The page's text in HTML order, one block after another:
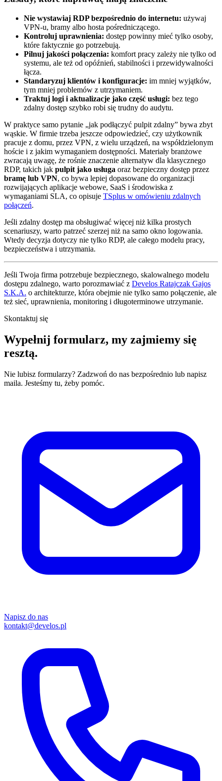
Nie wystawiaj RDP bezpośrednio do internetu: używaj
VPN-u, bramy albo hosta pośredniczącego.
Kontroluj uprawnienia: dostęp powinny mieć tylko osoby,
które faktycznie go potrzebują.
Pilnuj jakości połączenia: komfort pracy zależy nie tylko od
systemu, ale też od opóźnień, stabilności i przewidywalności
łącza.
Standaryzuj klientów i konfiguracje: im mniej wyjątków,
tym mniej problemów z utrzymaniem.
Traktuj logi i aktualizacje jako część usługi: bez tego
zdalny dostęp szybko robi się trudny do audytu.
W praktyce samo pytanie „jak podłączyć pulpit zdalny” bywa zbyt
wąskie. W firmie trzeba jeszcze odpowiedzieć, czy użytkownik
pracuje z domu, przez VPN, z wielu urządzeń, na współdzielonym
hoście i z jakim wymaganiem dostępności. Materiały branżowe
zwracają uwagę, że rośnie znaczenie alternatyw dla klasycznego
RDP, takich jak pulpit jako usługa oraz bezpieczny dostęp przez
bramę lub VPN, co bywa lepiej dopasowane do organizacji
rozwijających aplikacje webowe, SaaS i środowiska z
wymaganiami SLA, co opisuje TSplus w omówieniu zdalnych
połączeń.
Jeśli zdalny dostęp ma obsługiwać więcej niż kilka prostych
scenariuszy, warto patrzeć szerzej niż na samo okno logowania.
Wtedy decyzja dotyczy nie tylko RDP, ale całego modelu pracy,
bezpieczeństwa i utrzymania.
Jeśli Twoja firma potrzebuje bezpiecznego, skalowalnego modelu
dostępu zdalnego, warto porozmawiać z Develos Ratajczak Gajos
S.K.A. o architekturze, która obejmie nie tylko samo połączenie, ale
też sieć, uprawnienia, monitoring i długoterminowe utrzymanie.
Skontaktuj się
Wypełnij formularz, my zajmiemy się
resztą.
Nie lubisz formularzy? Zadzwoń do nas bezpośrednio lub napisz
maila. Jesteśmy tu, żeby pomóc.
Napisz do nas
kontakt@develos.pl